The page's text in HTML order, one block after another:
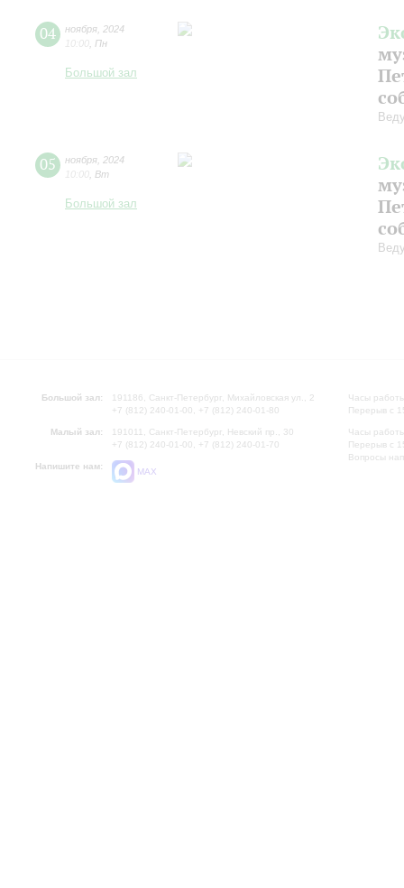
04 ноября 2024
10:00 Пн
Большой зал
05 ноября 2024
10:00 Вт
Большой зал
Большой зал:
191186, Санкт-Петербург, Михайловская ул., 2
+7 (812) 240-01-00, +7 (812) 240-01-80
Малый зал:
191011, Санкт-Петербург, Невский пр., 30
+7 (812) 240-01-00, +7 (812) 240-01-70
Напишите нам:
MAX
Часы
Перерыв с
Часы
Перерыв с
Вопросы